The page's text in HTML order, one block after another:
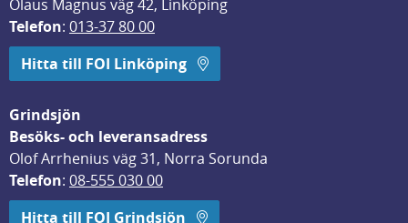
Olaus Magnus väg 42, Linköping
Telefon: 013-37 80 00
Hitta till FOI Linköping
Grindsjön
Besöks- och leveransadress
Olof Arrhenius väg 31, Norra Sorunda
Telefon: 08-555 030 00
Hitta till FOI Grindsjön